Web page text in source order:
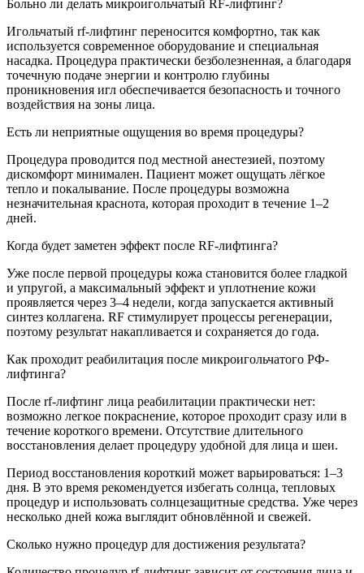
Больно ли делать микроигольчатый RF-лифтинг?
Игольчатый rf-лифтинг переносится комфортно, так как
используется современное оборудование и специальная
насадка. Процедура практически безболезненная, а благодаря
точечную подаче энергии и контролю глубины
проникновения игл обеспечивается безопасность и точного
воздействия на зоны лица.
Есть ли неприятные ощущения во время процедуры?
Процедура проводится под местной анестезией, поэтому
дискомфорт минимален. Пациент может ощущать лёгкое
тепло и покалывание. После процедуры возможна
незначительная краснота, которая проходит в течение 1–2
дней.
Когда будет заметен эффект после RF-лифтинга?
Уже после первой процедуры кожа становится более гладкой
и упругой, а максимальный эффект и уплотнение кожи
проявляется через 3–4 недели, когда запускается активный
синтез коллагена. RF стимулирует процессы регенерации,
поэтому результат накапливается и сохраняется до года.
Как проходит реабилитация после микроигольчатого РФ-
лифтинга?
После rf-лифтинг лица реабилитации практически нет:
возможно легкое покраснение, которое проходит сразу или в
течение короткого времени. Отсутствие длительного
восстановления делает процедуру удобной для лица и шеи.
Период восстановления короткий может варьироваться: 1–3
дня. В это время рекомендуется избегать солнца, тепловых
процедур и использовать солнцезащитные средства. Уже через
несколько дней кожа выглядит обновлённой и свежей.
Сколько нужно процедур для достижения результата?